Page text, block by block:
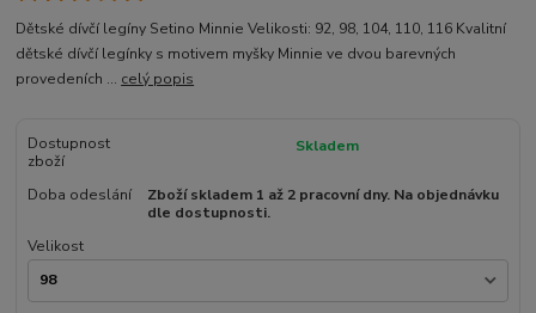
Dětské dívčí legíny Setino Minnie Velikosti: 92, 98, 104, 110, 116 Kvalitní
dětské dívčí legínky s motivem myšky Minnie ve dvou barevných
provedeních ... celý popis
Dostupnost
zboží
Skladem
Doba odeslání
Zboží skladem 1 až 2 pracovní dny. Na objednávku
dle dostupnosti.
Velikost